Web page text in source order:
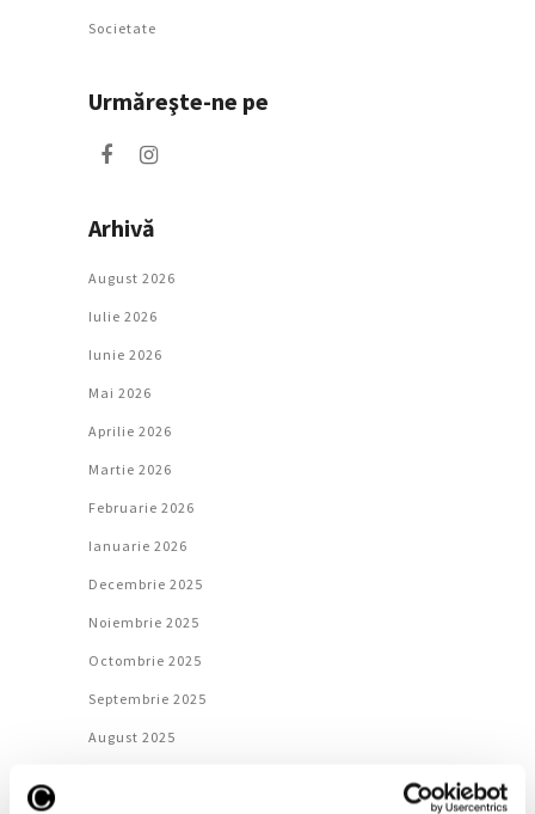
Societate
Urmăreşte-ne pe
Arhivă
August 2026
Iulie 2026
Iunie 2026
Mai 2026
Aprilie 2026
Martie 2026
Februarie 2026
Ianuarie 2026
Decembrie 2025
Noiembrie 2025
Octombrie 2025
Septembrie 2025
August 2025